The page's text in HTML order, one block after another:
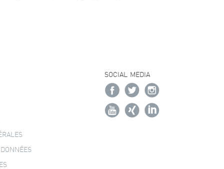
SOCIAL MEDIA